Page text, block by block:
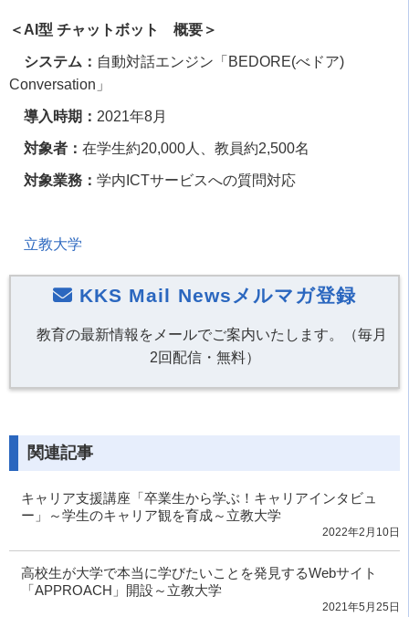
＜AI型 チャットボット 概要＞
システム： 自動対話エンジン「 BEDORE(べドア)
Conversation 」
導入時期： 2021年8月
対象者： 在学生約20,000 人、教員約2,500名
対象業務： 学内 ICTサービスへの質問対応
立教大学
KKS Mail Newsメルマガ登録
教育の最新情報をメールでご案内いたします。（毎月
2回配信・無料）
関連記事
キャリア支援講座「卒業生から学ぶ！キャリアインタビュ
ー」～学生のキャリア観を育成～立教大学
2022年2月10日
高校生が大学で本当に学びたいことを発見するWebサイト
「APPROACH」開設～立教大学
2021年5月25日